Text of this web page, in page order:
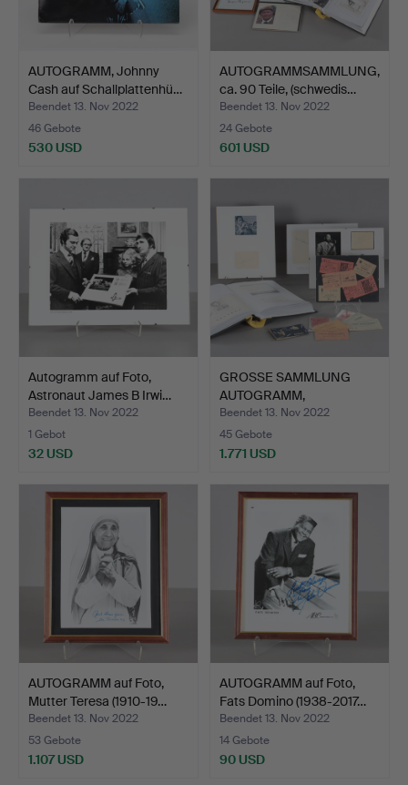
AUTOGRAMM, Johnny
Cash auf Schallplattenhü…
Beendet 13. Nov 2022
46 Gebote
530 USD
AUTOGRAMMSAMMLUNG,
ca. 90 Teile, (schwedis…
Beendet 13. Nov 2022
24 Gebote
601 USD
Autogramm auf Foto,
Astronaut James B Irwi…
Beendet 13. Nov 2022
1 Gebot
32 USD
GROSSE SAMMLUNG
AUTOGRAMM,
Jazzmusiker, ca…
Beendet 13. Nov 2022
45 Gebote
1.771 USD
AUTOGRAMM auf Foto,
Mutter Teresa (1910-19…
Beendet 13. Nov 2022
53 Gebote
1.107 USD
AUTOGRAMM auf Foto,
Fats Domino (1938-2017…
Beendet 13. Nov 2022
14 Gebote
90 USD